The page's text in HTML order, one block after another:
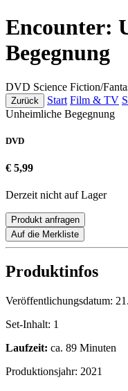
Encounter:
Begegnung
DVD Science Fiction/
Zurück Start Film & TV
Unheimliche Begegnung
DVD
€ 5,99
Derzeit nicht auf Lager
Produkt anfragen
Auf die Merkliste
Produktinfos
Veröffentlichungsdatum:
Set-Inhalt: 1
Laufzeit: ca. 89 Minuten
Produktionsjahr: 2021